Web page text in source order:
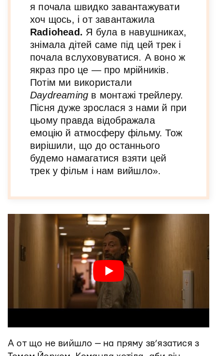
я почала швидко завантажувати
хоч щось, і от завантажила
Radiohead. Я була в навушниках,
знімала дітей саме під цей трек і
почала вслуховуватися. А воно ж
якраз про це — про мрійників.
Потім ми використали
Daydreaming в монтажі трейлеру.
Пісня дуже зрослася з нами й при
цьому правда відображала
емоцію й атмосферу фільму. Тож
вирішили, що до останнього
будемо намагатися взяти цей
трек у фільм і нам вийшло».
А от що не вийшло — на пряму зв’язатися з